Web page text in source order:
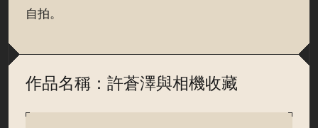
自拍。
作品名稱：許蒼澤與相機收藏